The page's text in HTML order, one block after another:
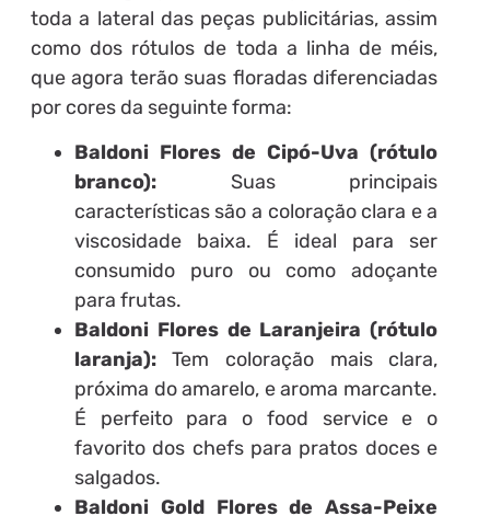
toda a lateral das peças publicitárias, assim
como dos rótulos de toda a linha de méis,
que agora terão suas floradas diferenciadas
por cores da seguinte forma:
Baldoni Flores de Cipó-Uva (rótulo
branco):Suas principais
características são a coloração clara e a
viscosidade baixa. É ideal para ser
consumido puro ou como adoçante
para frutas.
Baldoni Flores de Laranjeira (rótulo
laranja):Tem coloração mais clara,
próxima do amarelo, e aroma marcante.
É perfeito para o food service e o
favorito dos chefs para pratos doces e
salgados.
Baldoni Gold Flores de Assa-Peixe